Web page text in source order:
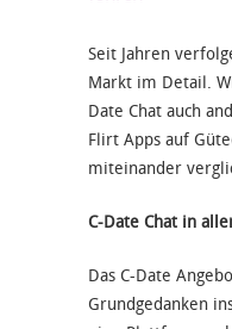
Seit Jahren
Markt im Detail.
Date Chat auch
Flirt Apps auf
miteinander
C-Date Chat in
Das C-Date
Grundgedanken